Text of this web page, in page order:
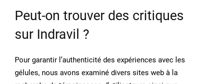
Peut-on trouver des critiques
sur Indravil ?
Pour garantir l’authenticité des expériences avec les
gélules, nous avons examiné divers sites web à la